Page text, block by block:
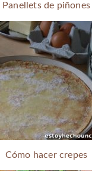
Panellets de piñones
Cómo hacer crepes